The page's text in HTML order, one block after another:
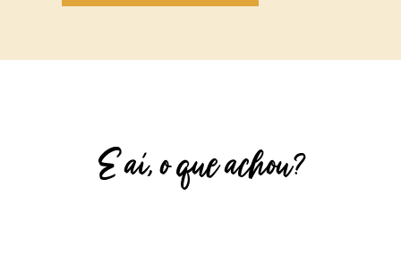
E aí, o que achou?